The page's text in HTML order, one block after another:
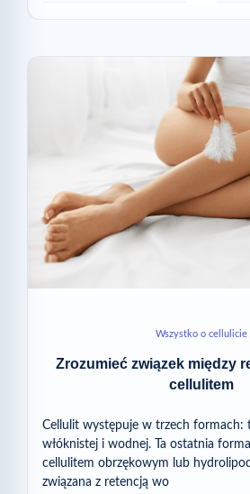
Wszystko o cellulicie
Zrozumieć związek między
cellulitem
Cellulit występuje w trzech formach:
włóknistej i wodnej. Ta ostatnia
cellulitem obrzękowym lub
związana z retencją wo